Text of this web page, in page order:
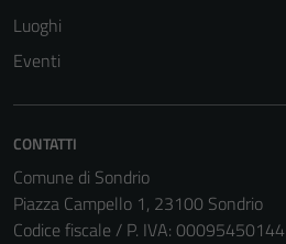
Luoghi
Eventi
CONTATTI
Comune di Sondrio
Piazza Campello 1, 23100 Sondrio
Codice fiscale / P. IVA: 00095450144